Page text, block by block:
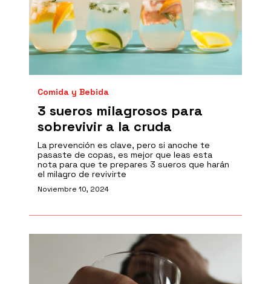
Comida y Bebida
3 sueros milagrosos para
sobrevivir a la cruda
La prevención es clave, pero si anoche te
pasaste de copas, es mejor que leas esta
nota para que te prepares 3 sueros que harán
el milagro de revivirte
Noviembre 10, 2024